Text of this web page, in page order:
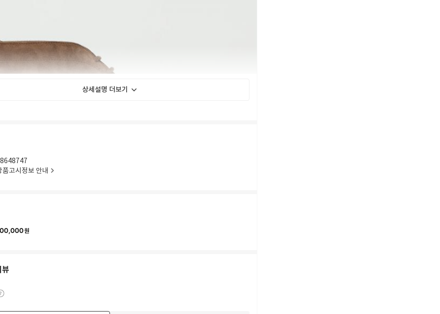
상세설명 더보기
품고시정보 안내
원